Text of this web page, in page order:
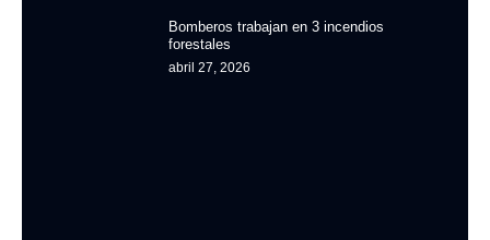
Bomberos trabajan en 3 incendios
forestales
abril 27, 2026